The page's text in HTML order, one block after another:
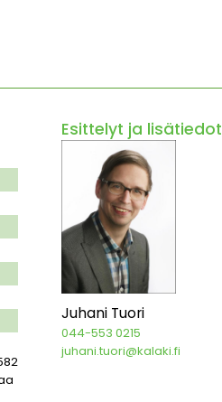
Esittelyt ja lisätiedot
Juhani Tuori
044-553 0215
juhani.tuori@kalaki.fi